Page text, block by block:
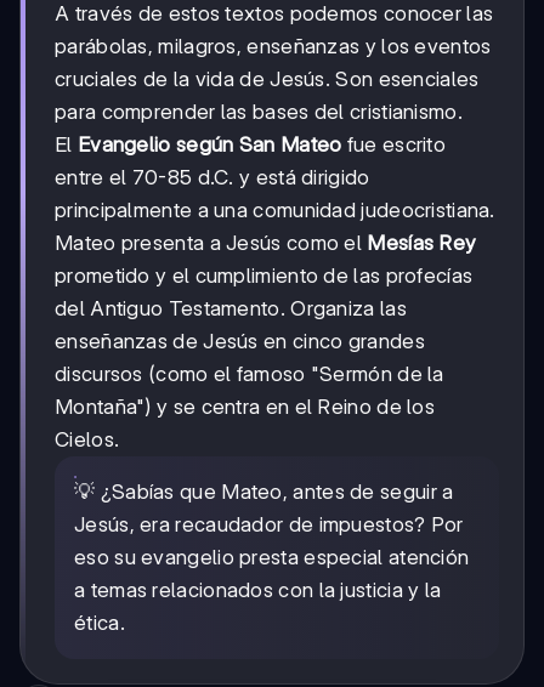
A través de estos textos podemos conocer las
parábolas, milagros, enseñanzas y los eventos
cruciales de la vida de Jesús. Son esenciales
para comprender las bases del cristianismo.
El Evangelio según San Mateo fue escrito
entre el 70-85 d.C. y está dirigido
principalmente a una comunidad judeocristiana.
Mateo presenta a Jesús como el Mesías Rey
prometido y el cumplimiento de las profecías
del Antiguo Testamento. Organiza las
enseñanzas de Jesús en cinco grandes
discursos (como el famoso "Sermón de la
Montaña") y se centra en el Reino de los
Cielos.
💡 ¿Sabías que Mateo, antes de seguir a
Jesús, era recaudador de impuestos? Por
eso su evangelio presta especial atención
a temas relacionados con la justicia y la
ética.